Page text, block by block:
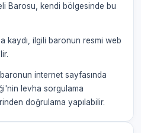
Barosu, kendi bölgesinde bu
kaydı, ilgili baronun resmi web
internet sayfasında
levha sorgulama
doğrulama yapılabilir.